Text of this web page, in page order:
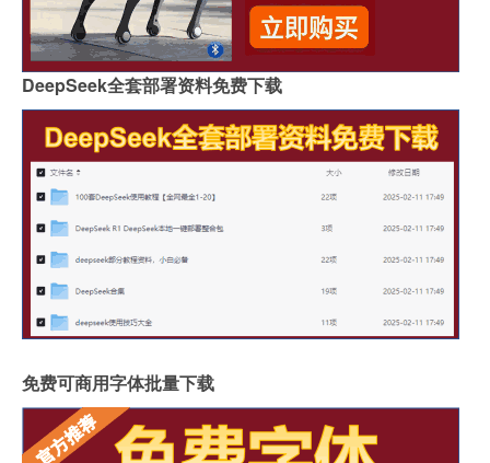
DeepSeek全套部署资料免费下载
免费可商用字体批量下载